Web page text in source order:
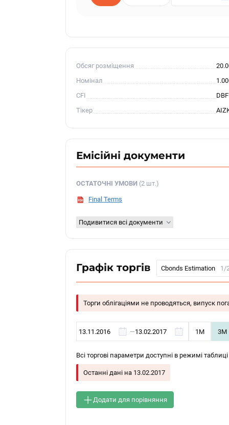
Обсяг розміщення
Номінал
CFI
Тікер
Емісійні документи
ОСТАТОЧНІ УМОВИ (2 шт.)
Final Terms
Подивитися всі документи
Графік торгів Cbonds Estimation 1/
Торги облігаціями не проводяться, випуск
— 1М 3М
Всі торгові параметри доступні в режимі таблиці
Останні дані на 13.02.2017
Додати для порівняння